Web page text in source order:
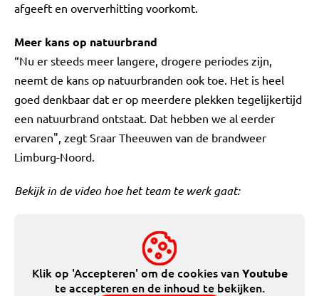
afgeeft en oververhitting voorkomt.
Meer kans op natuurbrand
“Nu er steeds meer langere, drogere periodes zijn,
neemt de kans op natuurbranden ook toe. Het is heel
goed denkbaar dat er op meerdere plekken tegelijkertijd
een natuurbrand ontstaat. Dat hebben we al eerder
ervaren", zegt Sraar Theeuwen van de brandweer
Limburg-Noord.
Bekijk in de video hoe het team te werk gaat:
Klik op 'Accepteren' om de cookies vanYoutube
te accepteren en de inhoud te bekijken.